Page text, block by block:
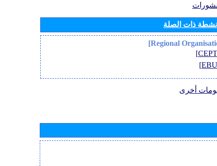
ذات الصلة
أخرى